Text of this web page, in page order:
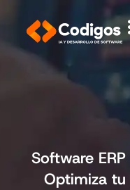
Software
Optimiza